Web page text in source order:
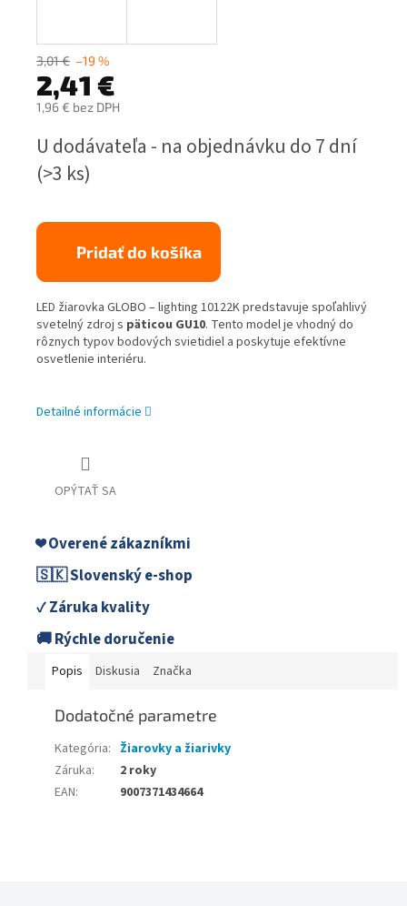
3,01 € –19 %
2,41 €
1,96 € bez DPH
cena:
U dodávateľa - na objednávku do 7 dní
(>3 ks)
Pridať do košíka
LED žiarovka GLOBO – lighting 10122K predstavuje spoľahlivý
svetelný zdroj s päticou GU10. Tento model je vhodný do
rôznych typov bodových svietidiel a poskytuje efektívne
osvetlenie interiéru.
Detailné informácie
OPÝTAŤ SA
❤️ Overené zákazníkmi
🇸🇰 Slovenský e-shop
✓ Záruka kvality
🚚 Rýchle doručenie
Popis Diskusia Značka
Dodatočné parametre
Kategória: Žiarovky a žiarivky
Záruka:
2 roky
EAN: 9007371434664